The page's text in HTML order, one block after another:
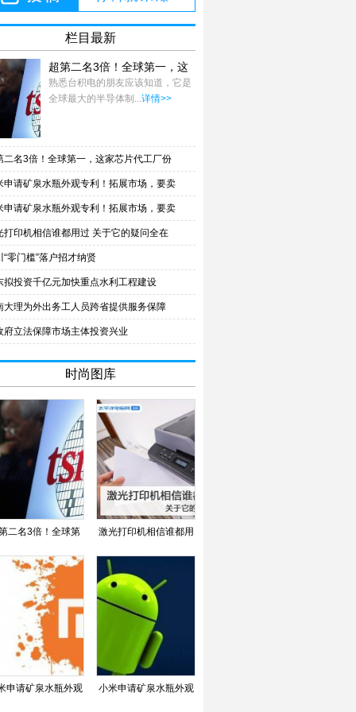
栏目最新
超第二名3倍！全球第一，这
家芯片代工厂份
熟悉台积电的朋友应该知道，它是
全球最大的半导体制...详情>>
二名3倍！全球第一，这家芯片代工厂份
申请矿泉水瓶外观专利！拓展市场，要卖
申请矿泉水瓶外观专利！拓展市场，要卖
打印机相信谁都用过 关于它的疑问全在
“零门槛”落户招才纳贤
拟投资千亿元加快重点水利工程建设
大理为外出务工人员跨省提供服务保障
府立法保障市场主体投资兴业
时尚图库
二名3倍！全球第
这家芯片代工厂份
激光打印机相信谁都用
过 关于它的疑问全在
申请矿泉水瓶外观 小米申请矿泉水瓶外观